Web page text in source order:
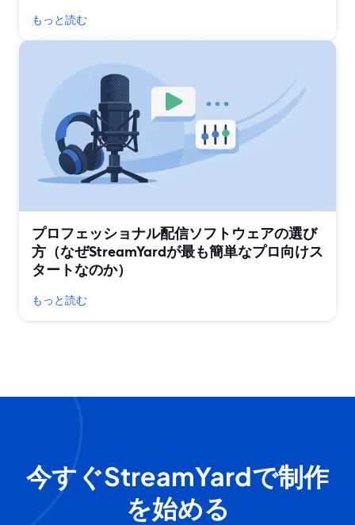
もっと読む
プロフェッショナル配信ソフトウェアの選び
方（なぜStreamYardが最も簡単なプロ向けス
タートなのか）
もっと読む
今すぐStreamYardで制作
を始める